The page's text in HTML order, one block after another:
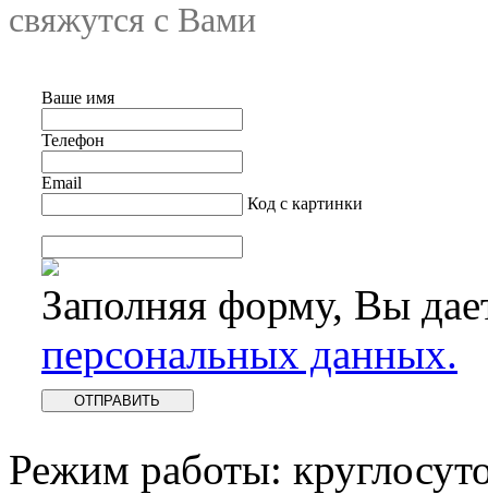
свяжутся с Вами
Ваше имя
Телефон
Email
Код с картинки
Заполняя форму, Вы
персональных данных.
Режим работы: